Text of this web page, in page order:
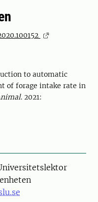
to automatic
of forage intake rate in
. 2021: